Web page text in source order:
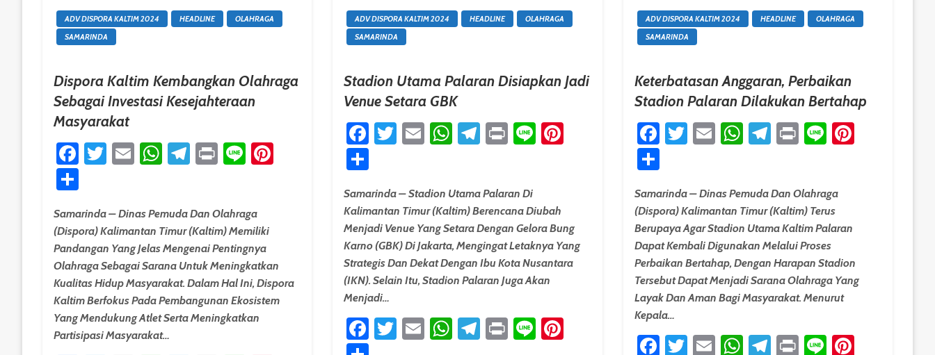
ADV DISPORA KALTIM 2024 HEADLINE
OLAHRAGA
SAMARINDA
Dispora Kaltim Kembangkan Olahraga
Sebagai Investasi Kesejahteraan
Masyarakat
Facebook
Twitter
EmailWhatsApp
Telegram
Print
Line Pinterest
Samarinda – Dinas Pemuda Dan Olahraga
(Dispora) Kalimantan Timur (Kaltim) Memiliki
Pandangan Yang Jelas Mengenai Pentingnya
Olahraga Sebagai Sarana Untuk Meningkatkan
Kualitas Hidup Masyarakat. Dalam Hal Ini, Dispora
Kaltim Berfokus Pada Pembangunan Ekosistem
Yang Mendukung Atlet Serta Meningkatkan
Partisipasi Masyarakat…
ADV DISPORA KALTIM 2024 HEADLINE
OLAHRAGA
SAMARINDA
Stadion Utama Palaran Disiapkan Jadi
Venue Setara GBK
Facebook
Twitter
EmailWhatsApp
Telegram
Print
Line Pinterest
Samarinda – Stadion Utama Palaran Di
Kalimantan Timur (Kaltim) Berencana Diubah
Menjadi Venue Yang Setara Dengan Gelora Bung
Karno (GBK) Di Jakarta, Mengingat Letaknya Yang
Strategis Dan Dekat Dengan Ibu Kota Nusantara
(IKN). Selain Itu, Stadion Palaran Juga Akan
Menjadi…
Facebook
Twitter
EmailWhatsApp
Telegram
Print
Line Pinterest
ADV DISPORA KALTIM 2024 HEADLINE
OLAHRAGA
SAMARINDA
Keterbatasan Anggaran, Perbaikan
Stadion Palaran Dilakukan Bertahap
Facebook
Twitter
EmailWhatsApp
Telegram
Print
Line
Share
Samarinda – Dinas Pemuda Dan Olahraga
(Dispora) Kalimantan Timur (Kaltim) Terus
Berupaya Agar Stadion Utama Kaltim Palaran
Dapat Kembali Digunakan Melalui Proses
Perbaikan Bertahap, Dengan Harapan Stadion
Tersebut Dapat Menjadi Sarana Olahraga Yang
Layak Dan Aman Bagi Masyarakat. Menurut
Kepala…
Facebook
Twitter
EmailWhatsApp
Telegram
Print
Line